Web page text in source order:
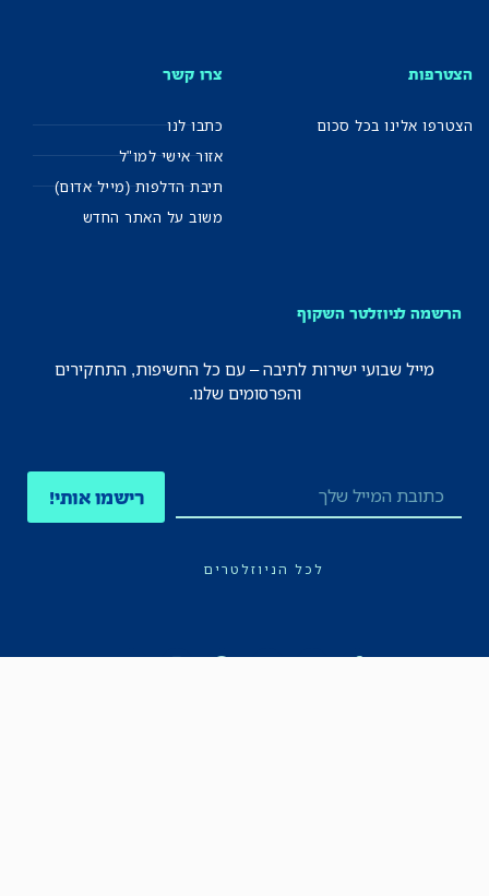
הצטרפות
הצטרפו אלינו בכל סכום
צרו קשר
כתבו לנו
אזור אישי למו"ל
תיבת הדלפות (מייל אדום)
משוב על האתר החדש
הרשמה לניוזלטר השקוף
מייל שבועי ישירות לתיבה – עם כל החשיפות, התחקירים
והפרסומים שלנו.
רישמו אותי!
לכל הניוזלטרים